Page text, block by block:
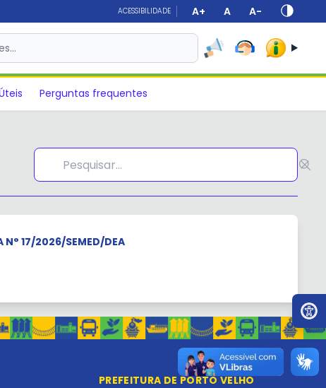
ACESSIBILIDADE A+ A A-
Perguntas frequentes
N° 17/2026/SEMED/DEA
PREFEITURA DE PORTO VELHO
Ir